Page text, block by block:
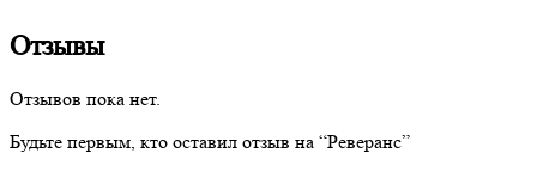
Отзывы
Отзывов пока нет.
Будьте первым, кто оставил отзыв на “Реверанс”